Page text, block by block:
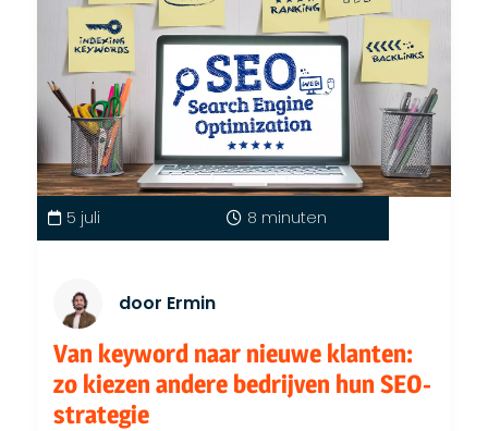
5 juli 8 minuten
door Ermin
Van keyword naar nieuwe klanten:
zo kiezen andere bedrijven hun SEO-
strategie